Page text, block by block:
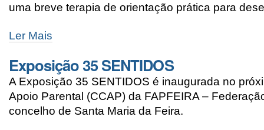
uma breve terapia de orientação prática para
Ler Mais
Exposição 35 SENTIDOS
A Exposição 35 SENTIDOS é inaugurada no
Apoio Parental (CCAP) da FAPFEIRA –
concelho de Santa Maria da Feira.